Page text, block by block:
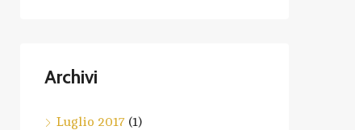
Archivi
Luglio 2017 (1)